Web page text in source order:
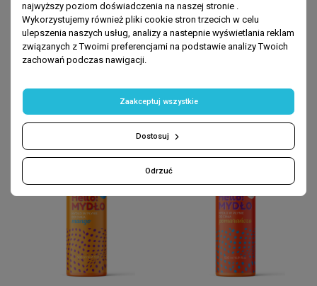
-80% -80%
najwyższy poziom doświadczenia na naszej stronie .
Wykorzystujemy również pliki cookie stron trzecich w celu
ulepszenia naszych usług, analizy a nastepnie wyświetlania reklam
związanych z Twoimi preferencjami na podstawie analizy Twoich
zachowań podczas nawigacji.
Odrzuć
Dostosuj
Zaakceptuj wszystkie